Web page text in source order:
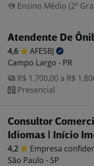
Ensino Médio (2º
Atendente De
4,6
AFESBJ
Campo Largo - PR
R$ 1.700,00 a R$
Presencial
Consultor
Idiomas | Início
4,2 Empresa
São Paulo - SP